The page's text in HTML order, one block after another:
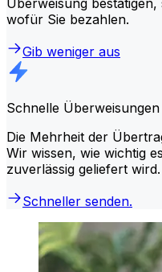
wofür Sie bezahlen.
Gib weniger aus
Schnelle Überweisungen
Die Mehrheit der
Wir wissen, wie wichtig
zuverlässig geliefert wird.
Schneller senden.